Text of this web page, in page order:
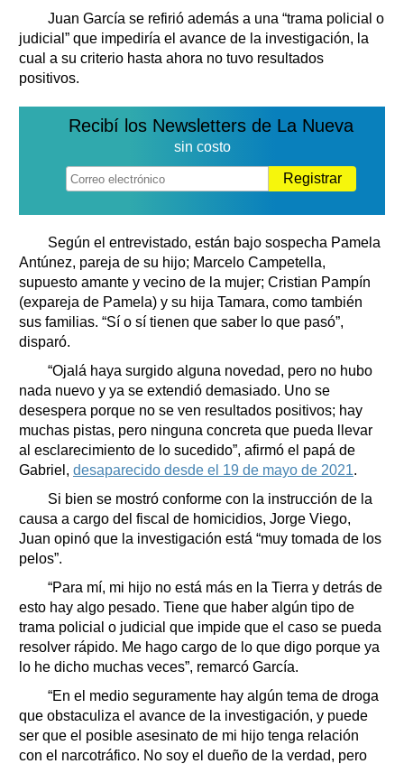
Juan García se refirió además a una “trama policial o
judicial” que impediría el avance de la investigación, la
cual a su criterio hasta ahora no tuvo resultados
positivos.
Recibí los Newsletters de La Nueva
sin costo
Registrar
Según el entrevistado, están bajo sospecha Pamela
Antúnez, pareja de su hijo; Marcelo Campetella,
supuesto amante y vecino de la mujer; Cristian Pampín
(expareja de Pamela) y su hija Tamara, como también
sus familias. “Sí o sí tienen que saber lo que pasó”,
disparó.
“Ojalá haya surgido alguna novedad, pero no hubo
nada nuevo y ya se extendió demasiado. Uno se
desespera porque no se ven resultados positivos; hay
muchas pistas, pero ninguna concreta que pueda llevar
al esclarecimiento de lo sucedido”, afirmó el papá de
Gabriel, desaparecido desde el 19 de mayo de 2021.
Si bien se mostró conforme con la instrucción de la
causa a cargo del fiscal de homicidios, Jorge Viego,
Juan opinó que la investigación está “muy tomada de los
pelos”.
“Para mí, mi hijo no está más en la Tierra y detrás de
esto hay algo pesado. Tiene que haber algún tipo de
trama policial o judicial que impide que el caso se pueda
resolver rápido. Me hago cargo de lo que digo porque ya
lo he dicho muchas veces”, remarcó García.
“En el medio seguramente hay algún tema de droga
que obstaculiza el avance de la investigación, y puede
ser que el posible asesinato de mi hijo tenga relación
con el narcotráfico. No soy el dueño de la verdad, pero